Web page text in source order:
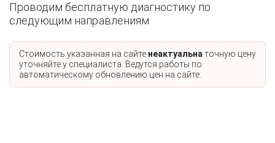
Проводим бесплатную диагностику по
следующим направлениям
Стоимость указанная на сайте неактуальна точную цену
уточняйте у специалиста. Ведутся работы по
автоматическому обновлению цен на сайте.